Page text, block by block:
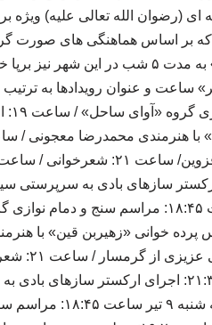
(رضوان الله تعالی علیه) ویژه
بر اساس هماهنگی های صورت
امت در مشهد مقدس، محفل عاشورایی «خیمه هنر» به
و عنوان رویدادها به
سرود «آوای حرم» / ساعت ۱۹:۲۰: مجلس پرده خوانی
موسیقی نواحی «چاوشی خوانی – گیلان» / ساعت ۲۱:۳۰:
۲۱:۴۵: سوگ خوانی هنرمندان